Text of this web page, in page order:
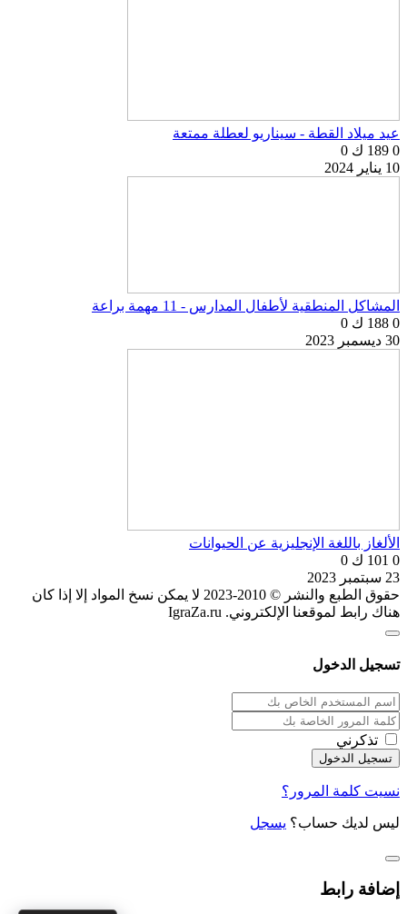
عيد ميلاد القطة - سيناريو لعطلة ممتعة
0 189 ك
0
10 يناير 2024
المشاكل المنطقية لأطفال المدارس - 11 مهمة براعة
0 188 ك
0
30 ديسمبر 2023
الألغاز باللغة الإنجليزية عن الحيوانات
0 101 ك
0
23 سبتمبر 2023
حقوق الطبع والنشر © 2010-2023 لا يمكن نسخ المواد إلا إذا كان
هناك رابط لموقعنا الإلكتروني. IgraZa.ru
تسجيل الدخول
تذكرني
نسيت كلمة المرور؟
ليس لديك حساب؟ يسجل
إضافة رابط